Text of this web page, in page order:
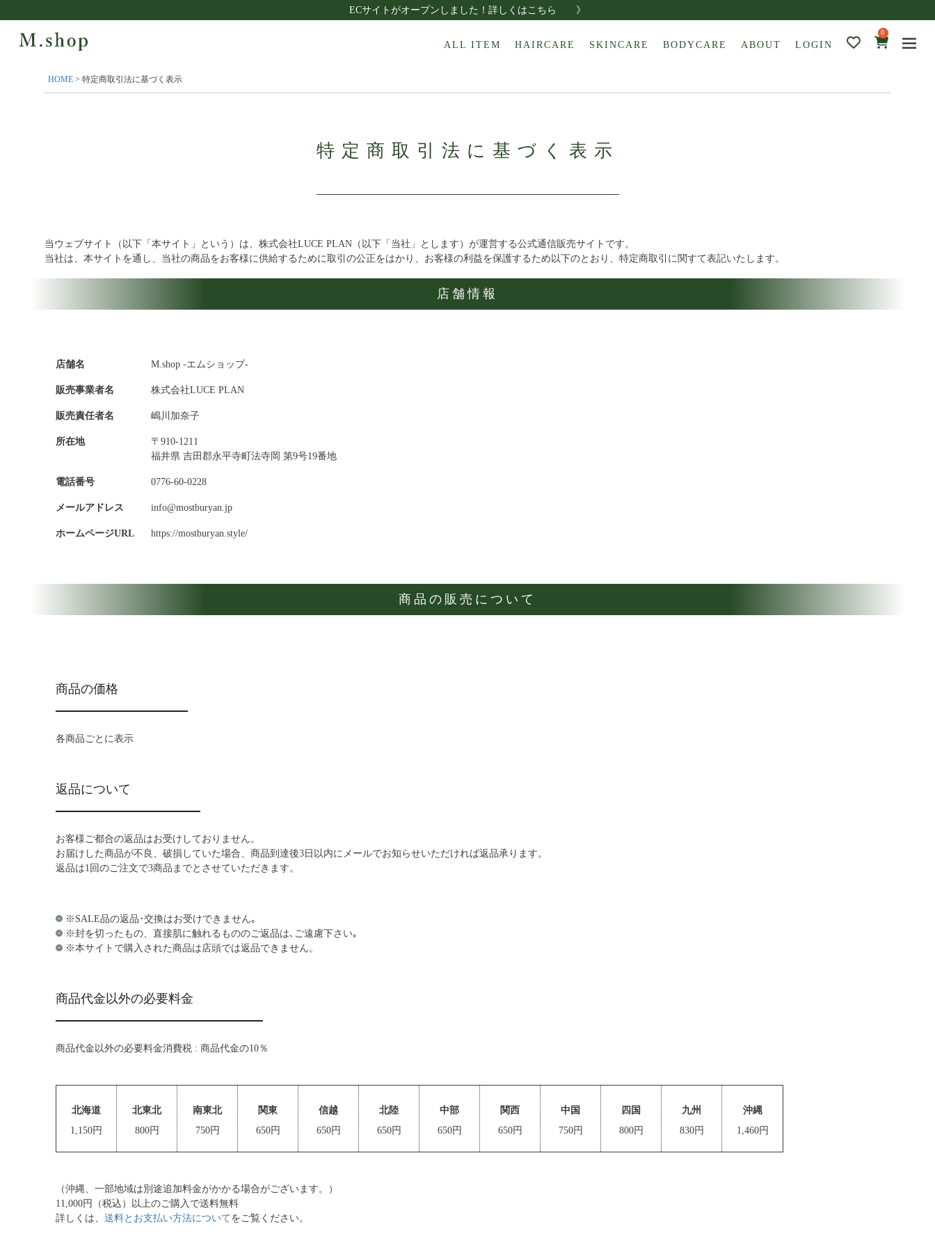
ECサイトがオープンしました！詳しくはこちら 》
ALL ITEM HAIRCARE SKINCARE BODYCARE ABOUT LOGIN
0
HOME 特定商取引法に基づく表示
特定商取引法に基づく表示
当ウェブサイト（以下「本サイト」という）は、株式会社LUCE PLAN（以下「当社」とします）が運営する公式通信販売サイトです。
当社は、本サイトを通し、当社の商品をお客様に供給するために取引の公正をはかり、お客様の利益を保護するため以下のとおり、特定商取引に関すて表記いたします。
店舗情報
店舗名 M.shop -エムショップ-
販売事業者名 株式会社LUCE PLAN
販売責任者名 嶋川加奈子
所在地
〒910-1211
福井県 吉田郡永平寺町法寺岡 第9号19番地
電話番号 0776-60-0228
メールアドレス info@mostburyan.jp
ホームページURL https://mostburyan.style/
商品の販売について
商品の価格
各商品ごとに表示
返品について
お客様ご都合の返品はお受けしておりません。
お届けした商品が不良、破損していた場合、商品到達後3日以内にメールでお知らせいただければ返品承ります。
返品は1回のご注文で3商品までとさせていただきます。
※SALE品の返品･交換はお受けできません｡
※封を切ったもの、直接肌に触れるもののご返品は､ご遠慮下さい｡
※本サイトで購入された商品は店頭では返品できません。
商品代金以外の必要料金
商品代金以外の必要料金消費税 : 商品代金の10％
北海道
1,150円
北東北
800円
南東北
750円
関東
650円
信越
650円
北陸
650円
中部
650円
関西
650円
中国
750円
四国
800円
九州
830円
沖縄
1,460円
（沖縄、一部地域は別途追加料金がかかる場合がございます。）
11,000円（税込）以上のご購入で送料無料
詳しくは、 送料とお支払い方法についてをご覧ください。